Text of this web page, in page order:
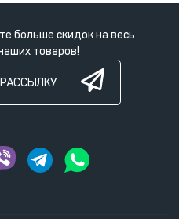
больше скидок на весь
товаров!